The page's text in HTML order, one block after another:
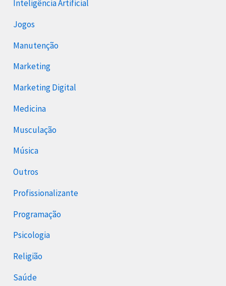
Inteligência Artificial
Jogos
Manutenção
Marketing
Marketing Digital
Medicina
Musculação
Música
Outros
Profissionalizante
Programação
Psicologia
Religião
Saúde